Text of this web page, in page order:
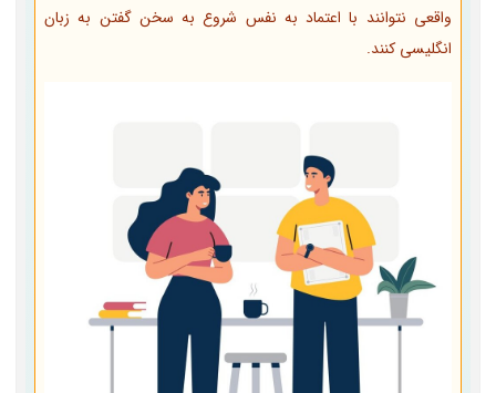
واقعی نتوانند با اعتماد به نفس شروع به سخن گفتن به زبان
انگلیسی کنند.